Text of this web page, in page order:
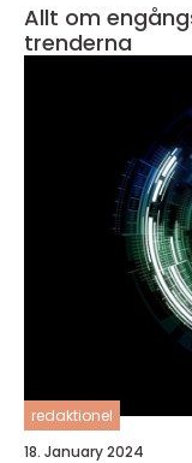
Allt om
trenderna
redaktionel
18. January 2024